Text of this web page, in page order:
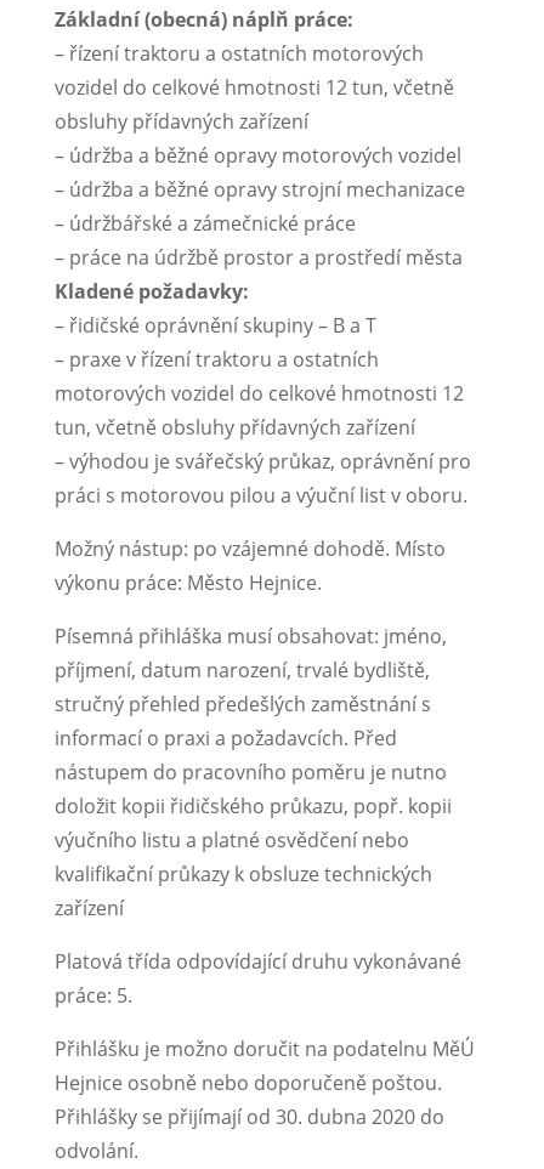
Základní (obecná) náplň práce:
– řízení traktoru a ostatních motorových
vozidel do celkové hmotnosti 12 tun, včetně
obsluhy přídavných zařízení
– údržba a běžné opravy motorových vozidel
– údržba a běžné opravy strojní mechanizace
– údržbářské a zámečnické práce
– práce na údržbě prostor a prostředí města
Kladené požadavky:
– řidičské oprávnění skupiny – B a T
– praxe v řízení traktoru a ostatních
motorových vozidel do celkové hmotnosti 12
tun, včetně obsluhy přídavných zařízení
– výhodou je svářečský průkaz, oprávnění pro
práci s motorovou pilou a výuční list v oboru.
Možný nástup: po vzájemné dohodě. Místo
výkonu práce: Město Hejnice.
Písemná přihláška musí obsahovat: jméno,
příjmení, datum narození, trvalé bydliště,
stručný přehled předešlých zaměstnání s
informací o praxi a požadavcích. Před
nástupem do pracovního poměru je nutno
doložit kopii řidičského průkazu, popř. kopii
výučního listu a platné osvědčení nebo
kvalifikační průkazy k obsluze technických
zařízení
Platová třída odpovídající druhu vykonávané
práce: 5.
Přihlášku je možno doručit na podatelnu MěÚ
Hejnice osobně nebo doporučeně poštou.
Přihlášky se přijímají od 30. dubna 2020 do
odvolání.